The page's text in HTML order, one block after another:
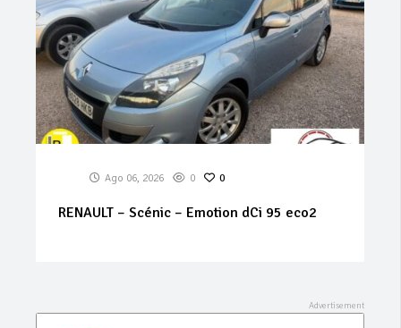
Ago 06, 2026 0 0
RENAULT – Scénic – Emotion dCi 95 eco2